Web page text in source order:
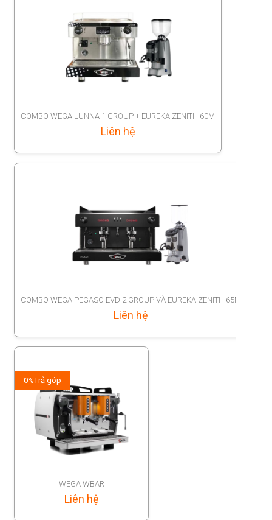
COMBO WEGA LUNNA 1 GROUP + EUREKA ZENITH 60M
Liên hệ
COMBO WEGA PEGASO EVD 2 GROUP VÀ EUREKA ZENITH 65M
Liên hệ
WEGA WBAR
Liên hệ
0%Trả góp